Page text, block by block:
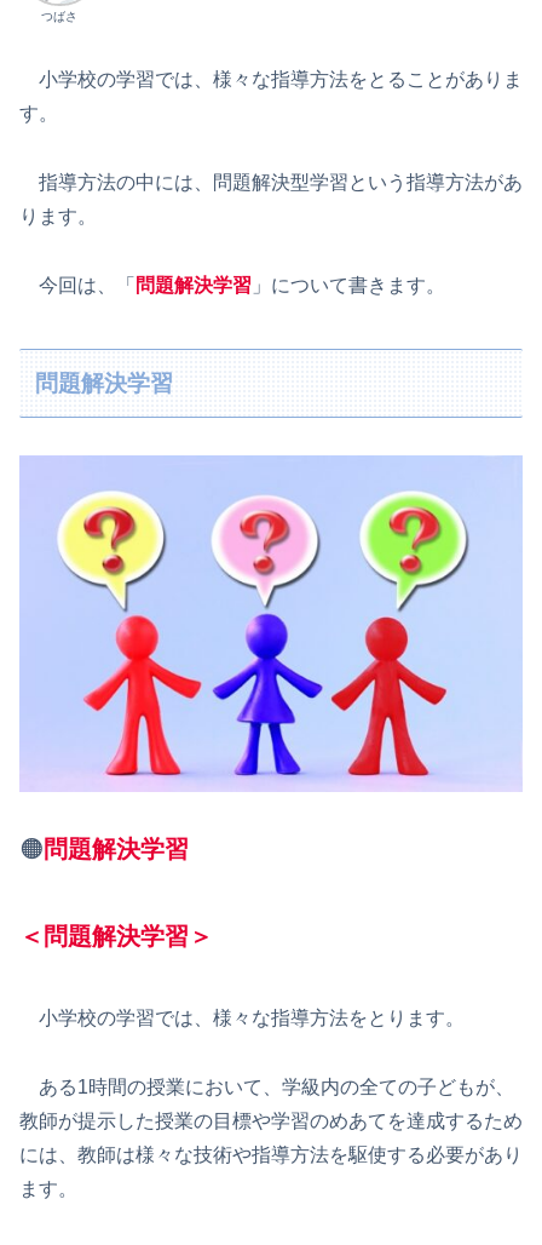
つばさ
小学校の学習では、様々な指導方法をとることがありま
す。
指導方法の中には、問題解決型学習という指導方法があ
ります。
今回は、「 問題解決学習 」について書きます。
問題解決学習
🟠問題解決学習
＜問題解決学習＞
小学校の学習では、様々な指導方法をとります。
ある1時間の授業において、学級内の全ての子どもが、
教師が提示した授業の目標や学習のめあてを達成するため
には、教師は様々な技術や指導方法を駆使する必要があり
ます。